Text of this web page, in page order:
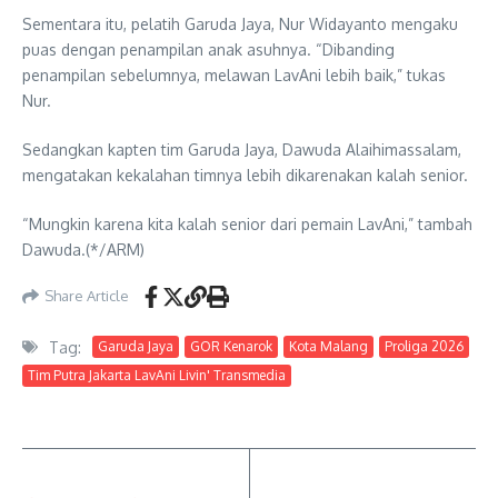
Sementara itu, pelatih Garuda Jaya, Nur Widayanto mengaku
puas dengan penampilan anak asuhnya. “Dibanding
penampilan sebelumnya, melawan LavAni lebih baik,” tukas
Nur.
Sedangkan kapten tim Garuda Jaya, Dawuda Alaihimassalam,
mengatakan kekalahan timnya lebih dikarenakan kalah senior.
“Mungkin karena kita kalah senior dari pemain LavAni,” tambah
Dawuda.(*/ARM)
Share Article
Tag: Garuda Jaya GOR Kenarok Kota Malang
Proliga 2026
Tim Putra Jakarta LavAni Livin' Transmedia